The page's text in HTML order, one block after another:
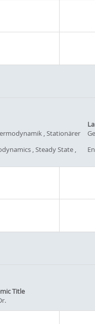
, Stationärer
, Steady State ,
Title